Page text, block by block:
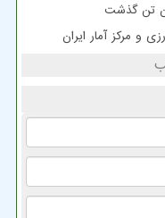
و مرکز آمار ایران